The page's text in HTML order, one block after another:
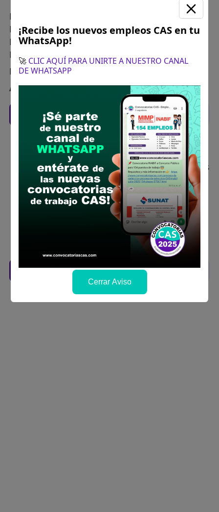
Los documentos deberán ser presentados por
Mesa de Partes de la Municipalidad Distrital de
Marcavelica, ubicada en Plaza Miguel Grau s/n
Marcavelica.
Horario de atención:
Asunto:Postulación CAS N° 01-2025-MDM
Recomendaciones para postular
Descarga y revisa a detalle las bases del
concurso público
Antes de postular, verifica si cumples con los
requisitos para el puesto
Prepara tu documentación y presentalo en
la fechas y por los medios que indica las
Revisar el cronograma para conocer cuando
se publicará los resultados
Descarga aquí las Bases
¡Recibe los nuevos empleos CAS en tu
WhatsApp!
🚀 CLIC AQUÍ PARA UNIRTE A NUESTRO CANAL
DE WHATSAPP
Cerrar Aviso